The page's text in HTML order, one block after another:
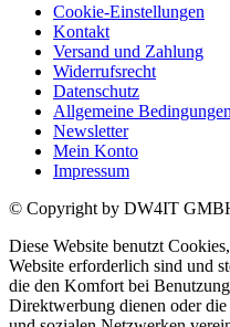
Cookie-Einstellungen
Kontakt
Versand und Zahlung
Widerrufsrecht
Datenschutz
Allgemeine Bedingungen
Newsletter
Mein Konto
Impressum
© Copyright by DW4IT
Diese Website benutzt
Website erforderlich sind und
die den Komfort bei
Direktwerbung dienen oder